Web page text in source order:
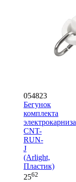
054823
Бегунок
комплекта
электрокарниза
CNT-
RUN-
J
(Arlight,
Пластик)
2562